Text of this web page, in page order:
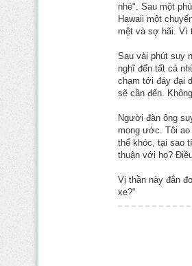
nhé". Sau một
Hawaii một
mệt và sợ hãi. Vì
Sau vài phút suy
nghĩ đến tất cả
chạm tới đáy đại
sẽ cần đến.
Người đàn ông
mong ước. Tôi
thể khóc, tại sao
thuận với họ?
Vị thần này đắn
xe?"